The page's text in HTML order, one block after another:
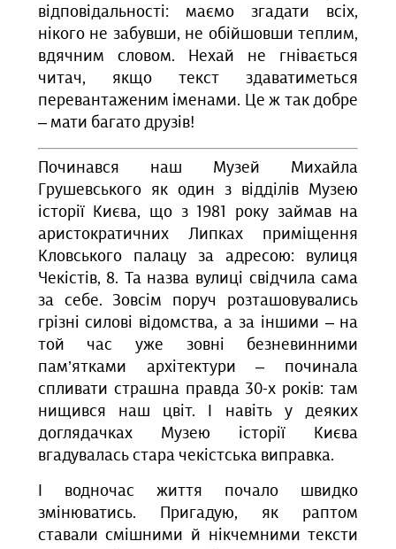
відповідальності: маємо згадати всіх,
нікого не забувши, не обійшовши теплим,
вдячним словом. Нехай не гнівається
читач, якщо текст здаватиметься
перевантаженим іменами. Це ж так добре
– мати багато друзів!
Починався наш Музей Михайла
Грушевського як один з відділів Музею
історії Києва, що з 1981 року займав на
аристократичних Липках приміщення
Кловського палацу за адресою: вулиця
Чекістів, 8. Та назва вулиці свідчила сама
за себе. Зовсім поруч розташовувались
грізні силові відомства, а за іншими – на
той час уже зовні безневинними
пам’ятками архітектури – починала
спливати страшна правда 30-х років: там
нищився наш цвіт. І навіть у деяких
доглядачках Музею історії Києва
вгадувалась стара чекістська виправка.
І водночас життя почало швидко
змінюватись. Пригадую, як раптом
ставали смішними й нікчемними тексти